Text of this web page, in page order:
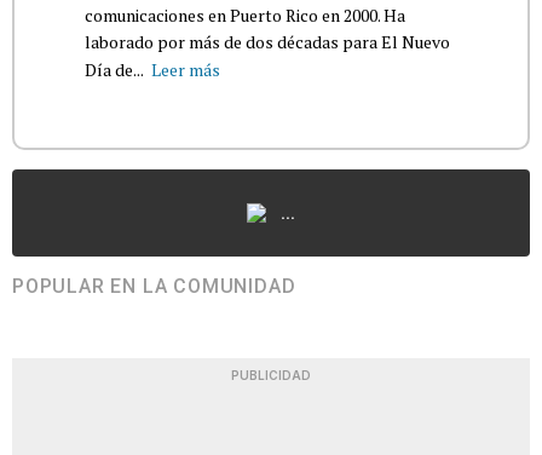
comunicaciones en Puerto Rico en 2000. Ha
laborado por más de dos décadas para El Nuevo
Día de... Leer más
...
POPULAR EN LA COMUNIDAD
PUBLICIDAD